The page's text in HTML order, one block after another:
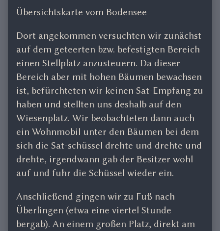
Übersichtskarte vom Bodensee
Dort angekommen versuchten wir zunächst
auf dem geteerten bzw. befestigten Bereich
einen Stellplatz anzusteuern. Da dieser
Bereich aber mit hohen Bäumen bewachsen
ist, befürchteten wir keinen Sat-Empfang zu
haben und stellten uns deshalb auf den
Wiesenplatz. Wir beobachteten dann auch
ein Wohnmobil unter den Bäumen bei dem
sich die Sat-schüssel drehte und drehte und
drehte, irgendwann gab der Besitzer wohl
auf und fuhr die Schüssel wieder ein.
Anschließend gingen wir zu Fuß nach
Überlingen (etwa eine viertel Stunde
bergab). An einem großen Platz, direkt am